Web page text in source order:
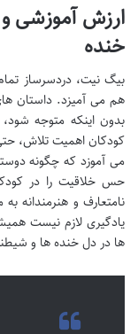
ارزش آموزشی
خنده
هم می آمیزد. داستان
بدون اینکه متوجه
کودکان اهمیت تلاش،
می آموزد که چگونه
حس خلاقیت را در
نامتعارف و هنرمندانه
یادگیری لازم نیست
ها در دل خنده ها و